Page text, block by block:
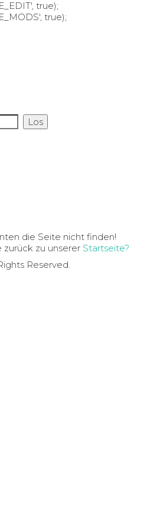
true);
true);
die Seite nicht finden!
zu unserer Startseite?
Reserved.